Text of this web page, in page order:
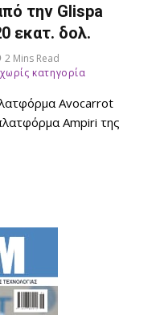
την Glispa
εκατ. δολ.
2 Mins Read
χωρίς κατηγορία
Avocarrot
Ampiri της